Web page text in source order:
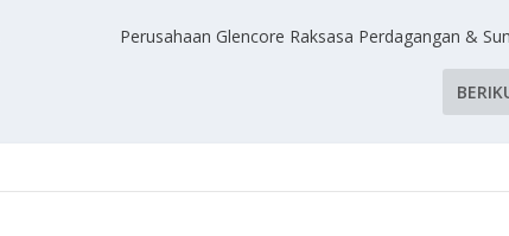
Perusahaan Glencore Raksasa Perdagangan &